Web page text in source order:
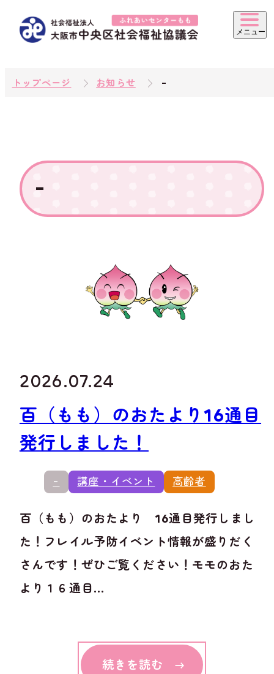
トップページ お知らせ -
-
2026.07.24
百（もも）のおたより16通目
発行しました！
- 講座・イベント 高齢者
百（もも）のおたより 16通目発行しまし
た！フレイル予防イベント情報が盛りだく
さんです！ぜひご覧ください！モモのおた
より１６通目...
続きを読む